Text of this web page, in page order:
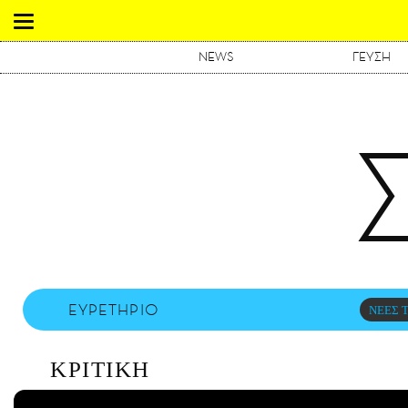
NEWS ΓΕΥΣΗ
ΕΥΡΕΤΗΡΙΟ ΝΕΕΣ
ΚΡΙΤΙΚΗ